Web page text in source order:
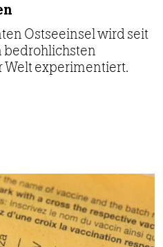
Ostseeinsel wird seit
bedrohlichsten
Welt experimentiert.